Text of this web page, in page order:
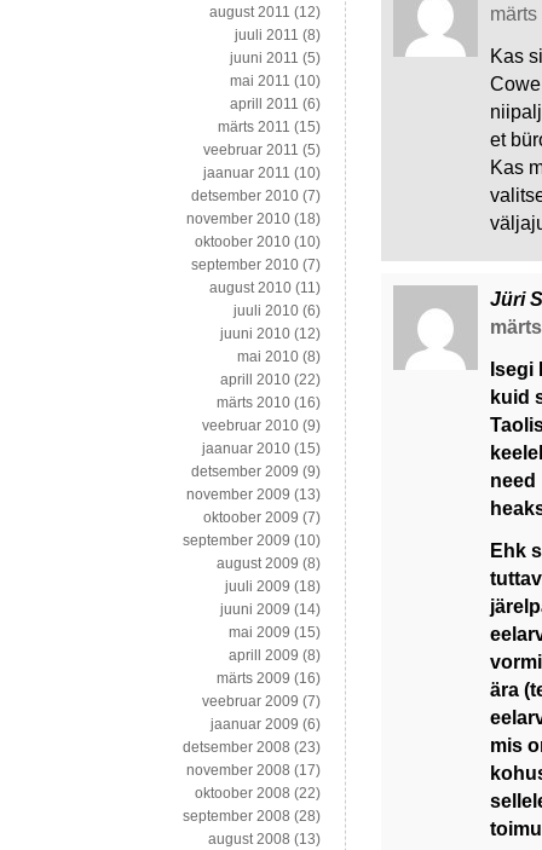
Kas
et
Kas
Jüri
Isegi
kuid
need
Ehk
ära
mis
august 2011 (12)
juuli 2011 (8)
juuni 2011 (5)
mai 2011 (10)
aprill 2011 (6)
märts 2011 (15)
veebruar 2011 (5)
jaanuar 2011 (10)
detsember 2010 (7)
november 2010 (18)
oktoober 2010 (10)
september 2010 (7)
august 2010 (11)
juuli 2010 (6)
juuni 2010 (12)
mai 2010 (8)
aprill 2010 (22)
märts 2010 (16)
veebruar 2010 (9)
jaanuar 2010 (15)
detsember 2009 (9)
november 2009 (13)
oktoober 2009 (7)
september 2009 (10)
august 2009 (8)
juuli 2009 (18)
juuni 2009 (14)
mai 2009 (15)
aprill 2009 (8)
märts 2009 (16)
veebruar 2009 (7)
jaanuar 2009 (6)
detsember 2008 (23)
november 2008 (17)
oktoober 2008 (22)
september 2008 (28)
august 2008 (13)